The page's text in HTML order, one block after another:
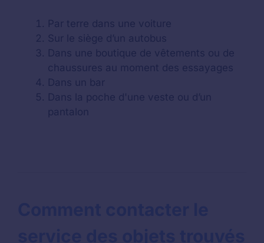
Par terre dans une voiture
Sur le siège d’un autobus
Dans une boutique de vêtements ou de
chaussures au moment des essayages
Dans un bar
Dans la poche d'une veste ou d’un
pantalon